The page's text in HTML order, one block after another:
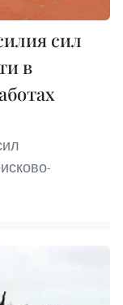
сил
в